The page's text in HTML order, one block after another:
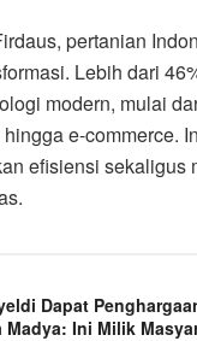
pertanian
Lebih dari
modern, mulai
e-commerce.
efisiensi sekaligus
Dapat
Madya: Ini Milik